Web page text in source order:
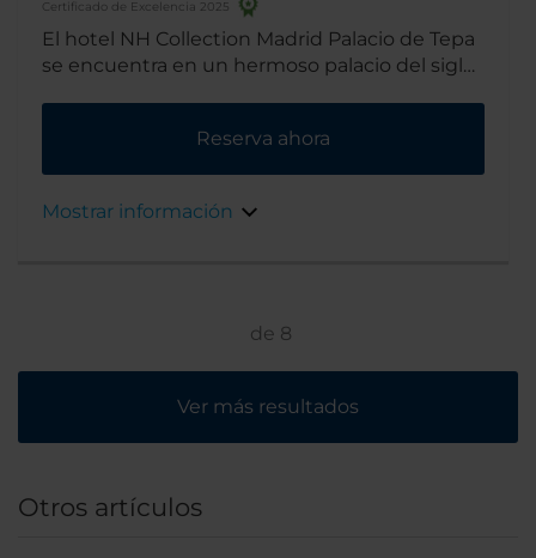
Certificado de Excelencia 2025
El hotel NH Collection Madrid Palacio de Tepa
se encuentra en un hermoso palacio del siglo
museos con algunas de las colecciones de
Reserva ahora
Mostrar información
de 8
Ver más resultados
Otros artículos